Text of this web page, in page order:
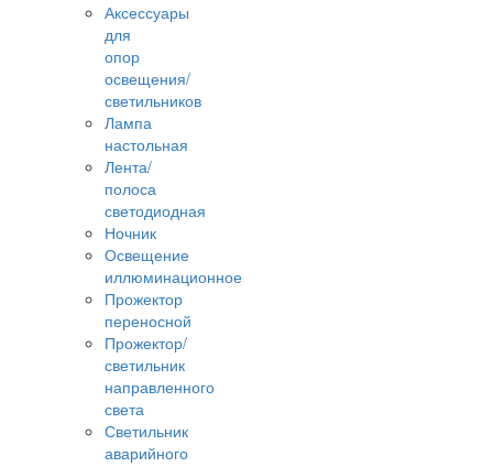
Аксессуары
для
опор
освещения/
светильников
Лампа
настольная
Лента/
полоса
светодиодная
Ночник
Освещение
иллюминационное
Прожектор
переносной
Прожектор/
светильник
направленного
света
Светильник
аварийного